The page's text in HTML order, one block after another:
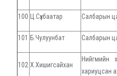
100 Ц.Сүхбаатар Салбарын
101 Б.Чулуунбат Салбарын
102 Х.Хишигсайхан
Нийгмийн
хариуцсан